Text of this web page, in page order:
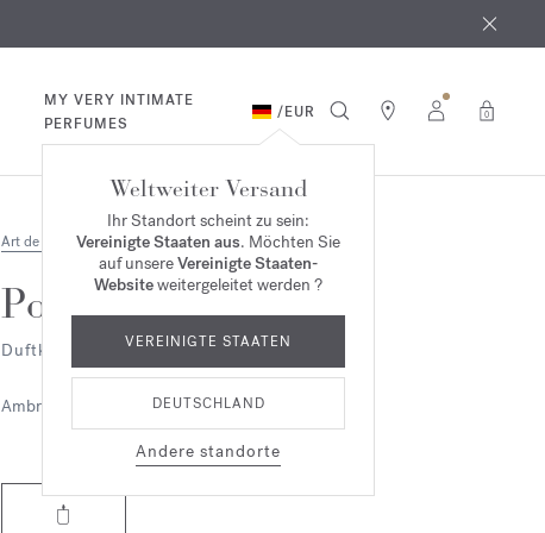
MY VERY INTIMATE
PERFUMES
/EUR 0
Weltweiter Versand
Ihr Standort scheint zu sein:
Vereinigte Staaten aus. Möchten Sie
auf unsereVereinigte Staaten-
Websiteweitergeleitet werden ?
VEREINIGTE STAATEN
DEUTSCHLAND
Andere standorte
Art de vivre
Pour le Soir
Duftkerze
Ambriert